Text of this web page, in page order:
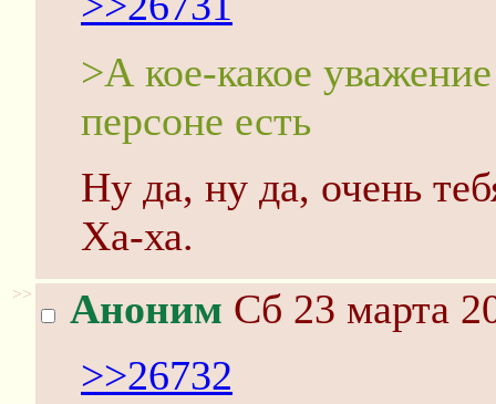
>А кое-какое
персоне есть
Ну да, ну да, очень
Ха-ха.
>> Аноним Сб 23 марта
>>26732